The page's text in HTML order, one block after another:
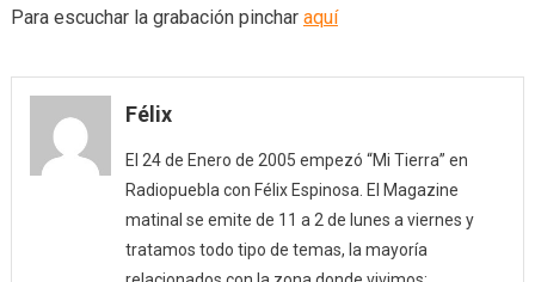
Para escuchar la grabación pinchar aquí
Félix
El 24 de Enero de 2005 empezó “Mi Tierra” en
Radiopuebla con Félix Espinosa. El Magazine
matinal se emite de 11 a 2 de lunes a viernes y
tratamos todo tipo de temas, la mayoría